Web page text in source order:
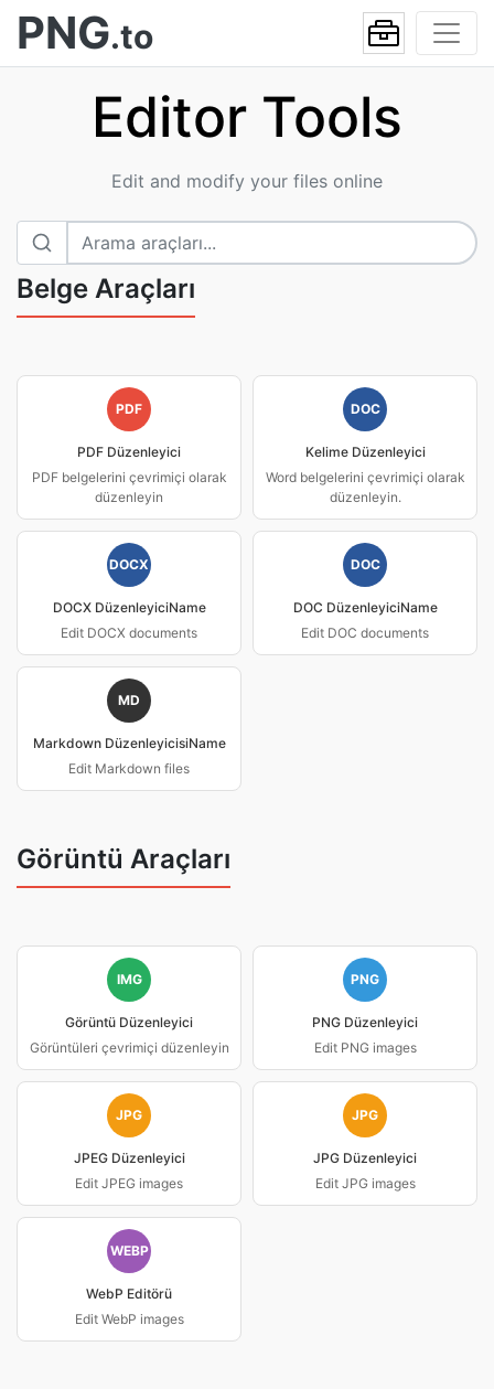
PNG.to
Editor Tools
Edit and modify your files online
Belge Araçları
PDF
PDF Düzenleyici
PDF belgelerini çevrimiçi olarak
düzenleyin
DOC
Kelime Düzenleyici
Word belgelerini çevrimiçi olarak
düzenleyin.
DOCX
DOCX DüzenleyiciName
Edit DOCX documents
DOC
DOC DüzenleyiciName
Edit DOC documents
MD
Markdown DüzenleyicisiName
Edit Markdown files
Görüntü Araçları
IMG
Görüntü Düzenleyici
Görüntüleri çevrimiçi düzenleyin
PNG
PNG Düzenleyici
Edit PNG images
JPG
JPEG Düzenleyici
Edit JPEG images
JPG
JPG Düzenleyici
Edit JPG images
WEBP
WebP Editörü
Edit WebP images